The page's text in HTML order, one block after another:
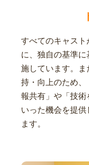
すべてのキャスト
に、独自の基準
施しています。
持・向上のため
報共有」や「技術
いった機会を提
ます。